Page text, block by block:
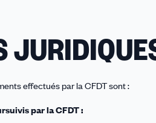
effectués par la CFDT sont :
par la CFDT :